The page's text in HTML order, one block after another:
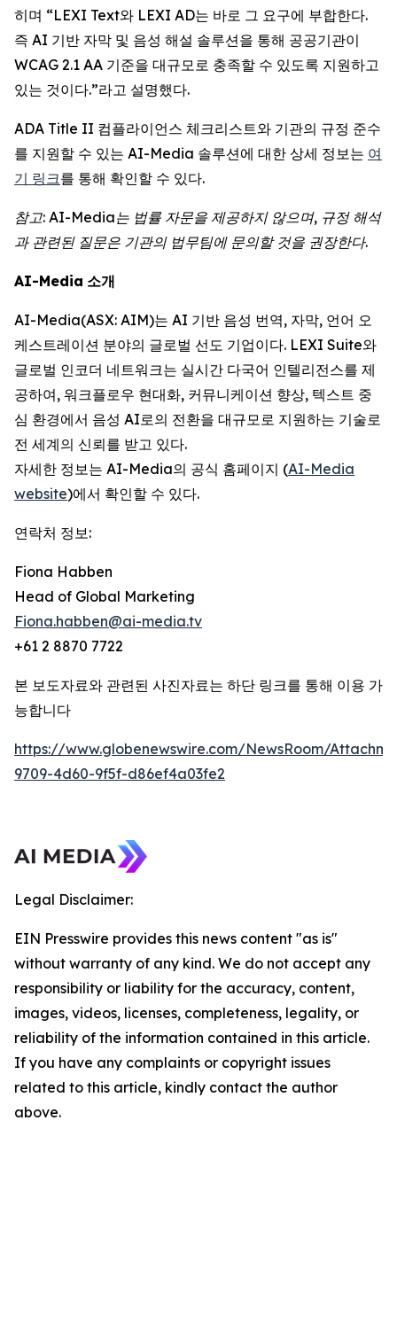
히며 “LEXI Text와 LEXI AD는 바로 그 요구에 부합한다.
즉 AI 기반 자막 및 음성 해설 솔루션을 통해 공공기관이
WCAG 2.1 AA 기준을 대규모로 충족할 수 있도록 지원하고
있는 것이다.”라고 설명했다.
ADA Title II 컴플라이언스 체크리스트와 기관의 규정 준수
를 지원할 수 있는 AI-Media 솔루션에 대한 상세 정보는 여
기 링크를 통해 확인할 수 있다.
참고: AI-Media는 법률 자문을 제공하지 않으며, 규정 해석
과 관련된 질문은 기관의 법무팀에 문의할 것을 권장한다.
AI-Media 소개
AI-Media(ASX: AIM)는 AI 기반 음성 번역, 자막, 언어 오
케스트레이션 분야의 글로벌 선도 기업이다. LEXI Suite와
글로벌 인코더 네트워크는 실시간 다국어 인텔리전스를 제
공하여, 워크플로우 현대화, 커뮤니케이션 향상, 텍스트 중
심 환경에서 음성 AI로의 전환을 대규모로 지원하는 기술로
전 세계의 신뢰를 받고 있다.
자세한 정보는 AI-Media의 공식 홈페이지 (AI-Media
website)에서 확인할 수 있다.
연락처 정보:
Fiona Habben
Head of Global Marketing
Fiona.habben@ai-media.tv
+61 2 8870 7722
본 보도자료와 관련된 사진자료는 하단 링크를 통해 이용 가
능합니다
https://www.globenewswire.com/NewsRoom/
9709-4d60-9f5f-d86ef4a03fe2
Legal Disclaimer:
EIN Presswire provides this news content "as is"
without warranty of any kind. We do not accept any
responsibility or liability for the accuracy, content,
images, videos, licenses, completeness, legality, or
reliability of the information contained in this article.
If you have any complaints or copyright issues
related to this article, kindly contact the author
above.